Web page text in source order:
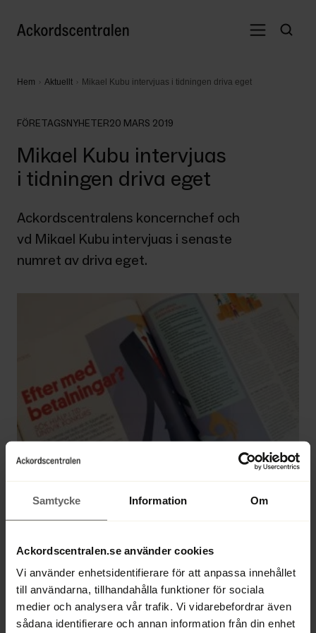
Samtycke Information Om
Ackordscentralen.se använder cookies
Vi använder enhetsidentifierare för att anpassa innehållet
till användarna, tillhandahålla funktioner för sociala
medier och analysera vår trafik. Vi vidarebefordrar även
sådana identifierare och annan information från din enhet
Hem Aktuellt Mikael Kubu intervjuas i tidningen driva eget
FÖRETAGSNYHETER20 MARS 2019
Mikael Kubu intervjuas
i tidningen driva eget
Ackordscentralens koncernchef och
vd Mikael Kubu intervjuas i senaste
numret av driva eget.
driva eget. I intervjun berättar Mikael hur
en företagsrekonstruktion går till, och hur
viktigt det är att som företagare söka
hjälp i god tid, gärna hos en firma som